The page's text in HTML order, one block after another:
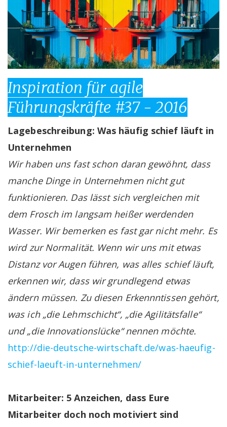
Inspiration für agile
Führungskräfte #37 - 2016
Lagebeschreibung: Was häufig schief läuft in
Unternehmen
Wir haben uns fast schon daran gewöhnt, dass
manche Dinge in Unternehmen nicht gut
funktionieren. Das lässt sich vergleichen mit
dem Frosch im langsam heißer werdenden
Wasser. Wir bemerken es fast gar nicht mehr. Es
wird zur Normalität. Wenn wir uns mit etwas
Distanz vor Augen führen, was alles schief läuft,
erkennen wir, dass wir grundlegend etwas
ändern müssen. Zu diesen Erkennntissen gehört,
was ich „die Lehmschicht“, „die Agilitätsfalle“
und „die Innovationslücke“ nennen möchte.
http://die-deutsche-wirtschaft.de/was-haeufig-
schief-laeuft-in-unternehmen/
Mitarbeiter: 5 Anzeichen, dass Eure
Mitarbeiter doch noch motiviert sind